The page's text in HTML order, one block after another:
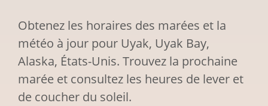
Obtenez les horaires des marées et la
météo à jour pour Uyak, Uyak Bay,
Alaska, États-Unis. Trouvez la prochaine
marée et consultez les heures de lever et
de coucher du soleil.